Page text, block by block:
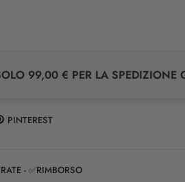
99,00 € PER LA SPEDIZIONE
PINTEREST
- ✅RIMBORSO